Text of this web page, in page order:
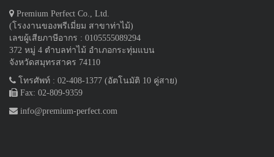
Premium Perfect Co., Ltd.
(โรงงานของพรีเมี่ยม สาขาท่าไม้)
เลขผู้เสียภาษีอากร : 0105555089294
372 หมู่ 4 ตำบลท่าไม้ อำเภอกระทุ่มแบน
จังหวัดสมุทรสาคร 74110
โทรศัพท์ : 02-408-1377 (อัตโนมัติ 10 คู่สาย)
Fax: 02-809-9359
info@premium-perfect.com